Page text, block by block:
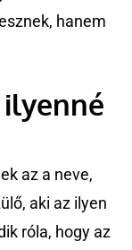
hanem
az a neve,
aki az ilyen
róla, hogy az